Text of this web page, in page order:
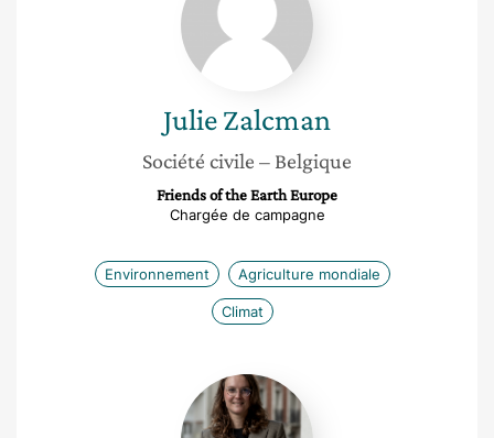
JulieZalcman
Société civile – Belgique
Friends of the Earth Europe
Chargée de campagne
Environnement Agriculture mondiale
Climat
Pauline
Wibaux